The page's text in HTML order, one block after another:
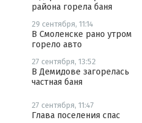
района горела баня
29 сентября, 11:14
В Смоленске рано утром
горело авто
27 сентября, 13:52
В Демидове загорелась
частная баня
27 сентября, 11:47
Глава поселения спас